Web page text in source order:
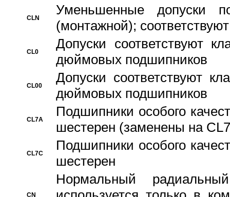
CLN
Уменьшенные
(монтажной);
CL0
Допуски соответствуют
дюймовых подшипников
CL00
Допуски соответствуют
дюймовых подшипников
CL7A
Подшипники особого
шестерен (заменены на
CL7C
Подшипники особого
шестерен
CN
Hормальный